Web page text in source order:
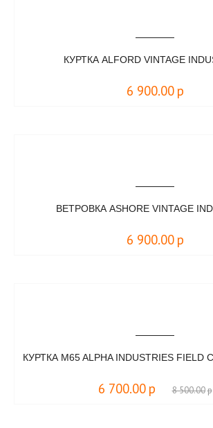
КУРТКА ALFORD VINTAGE
6 900.00 р
ВЕТРОВКА ASHORE VINTAGE
6 900.00 р
КУРТКА M65 ALPHA INDUSTRIES FIELD
6 700.00 р 8 500.00р